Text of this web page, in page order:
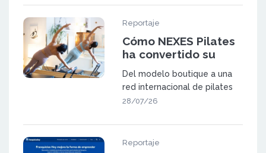
Reportaje
Cómo NEXES Pilates
ha convertido su
metodología en una
red de 23 centros en
España y Suiza
Del modelo boutique a una
red internacional de pilates
NEXES Pilates & Movement
28/07/26
Reportaje